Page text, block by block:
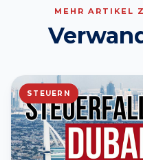
MEHR ARTIKEL
STEUERN